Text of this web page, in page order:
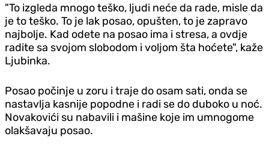
"To izgleda mnogo teško, ljudi neće da rade, misle da
je to teško. To je lak posao, opušten, to je zapravo
najbolje. Kad odete na posao ima i stresa, a ovdje
radite sa svojom slobodom i voljom šta hoćete", kaže
Ljubinka.
Posao počinje u zoru i traje do osam sati, onda se
nastavlja kasnije popodne i radi se do duboko u noć.
Novakovići su nabavili i mašine koje im umnogome
olakšavaju posao.